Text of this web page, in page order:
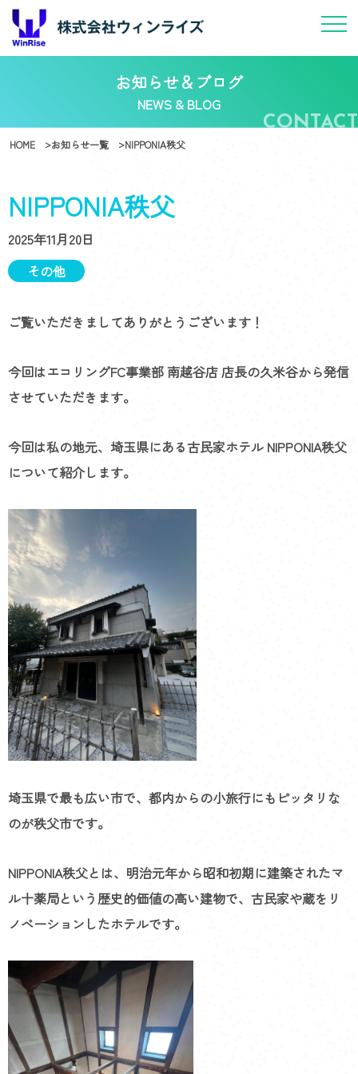
お知らせ＆ブログ
NEWS & BLOG
HOME お知らせ一覧 NIPPONIA秩父
NIPPONIA秩父
2025年11月20日
その他
ご覧いただきましてありがとうございます！
今回はエコリングFC事業部 南越谷店 店長の久米谷から発信
させていただきます。
今回は私の地元、埼玉県にある古民家ホテル NIPPONIA秩父
について紹介します。
埼玉県で最も広い市で、都内からの小旅行にもピッタリな
のが秩父市です。
NIPPONIA秩父とは、明治元年から昭和初期に建築されたマ
ル十薬局という歴史的価値の高い建物で、古民家や蔵をリ
ノベーションしたホテルです。